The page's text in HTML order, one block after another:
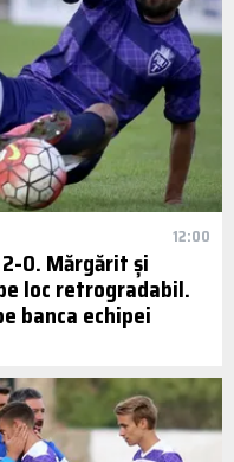
12:00
0. Mărgărit și
loc retrogradabil.
banca echipei